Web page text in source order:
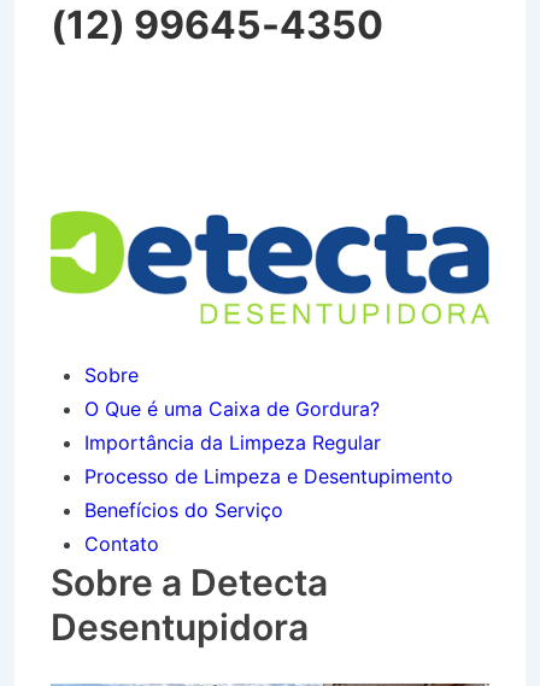
(12) 99645-4350
Sobre
O Que é uma Caixa de Gordura?
Importância da Limpeza Regular
Processo de Limpeza e Desentupimento
Benefícios do Serviço
Contato
Sobre a Detecta
Desentupidora